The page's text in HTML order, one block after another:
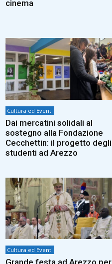
cinema
Cultura ed Eventi
Dai mercatini solidali al
sostegno alla Fondazione
Cecchettin: il progetto degli
studenti ad Arezzo
Cultura ed Eventi
Grande festa ad Arezzo per